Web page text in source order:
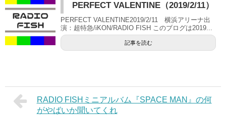
PERFECT VALENTINE（2019/2/11）
PERFECT VALENTINE2019/2/11 横浜アリーナ出
演：超特急/iKON/RADIO FISH このブログは2019...
記事を読む
RADIO FISHミニアルバム『SPACE MAN』の何
がやばいか聞いてくれ